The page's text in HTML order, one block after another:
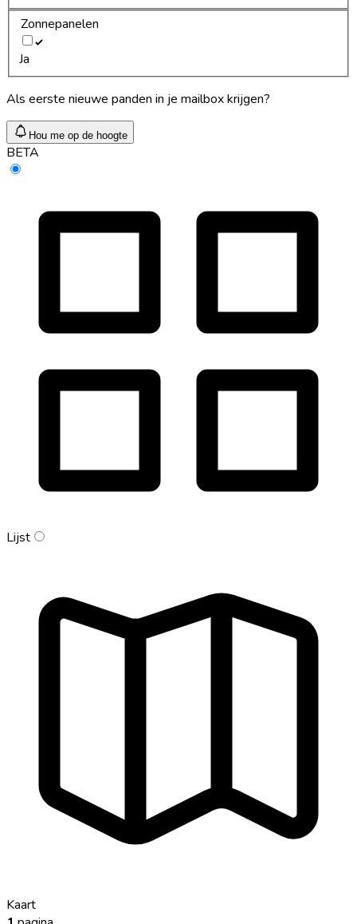
Zonnepanelen
Ja
Als eerste nieuwe panden in je mailbox krijgen?
Hou me op de hoogte
BETA
Lijst
Kaart